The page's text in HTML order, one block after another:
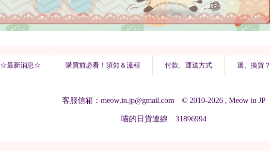
☆最新消息☆ 購買前必看！須知＆流程 付款、運送方式 退、換貨？
客服信箱：meow.in.jp@gmail.com © 2010-2026 , Meow in JP
喵的日貨連線 31896994